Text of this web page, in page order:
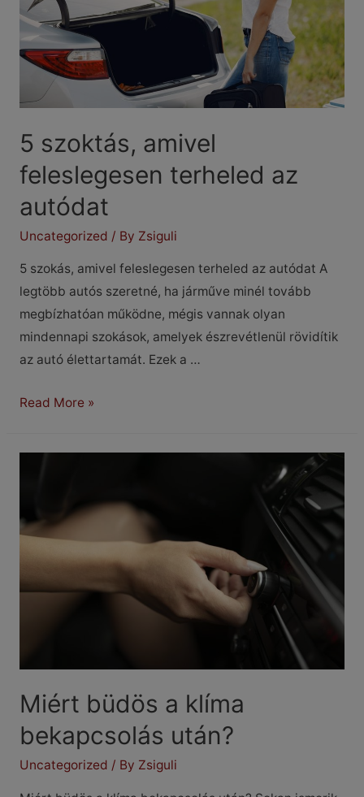
5 szoktás, amivel
feleslegesen terheled az
autódat
Uncategorized / By Zsiguli
5 szokás, amivel feleslegesen terheled az autódat A
legtöbb autós szeretné, ha járműve minél tovább
megbízhatóan működne, mégis vannak olyan
mindennapi szokások, amelyek észrevétlenül rövidítik
az autó élettartamát. Ezek a …
5
az
autódat
Read More »
Miért büdös a klíma
bekapcsolás után?
Uncategorized / By Zsiguli